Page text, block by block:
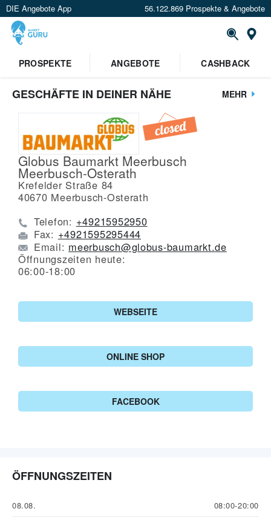
DIE Angebote App 56.122.869 Prospekte & Angebote
PROSPEKTE
ANGEBOTE CASHBACK
GESCHÄFTE IN DEINER NÄHE MEHR
Globus Baumarkt Meerbusch
Meerbusch-Osterath
Krefelder Straße 84
40670 Meerbusch-Osterath
Telefon: +49215952950
Fax: +4921595295444
Email: meerbusch@globus-baumarkt.de
Öffnungszeiten heute:
06:00-18:00
WEBSEITE
ONLINE SHOP
FACEBOOK
ÖFFNUNGSZEITEN
08.08.
08:00-20:00